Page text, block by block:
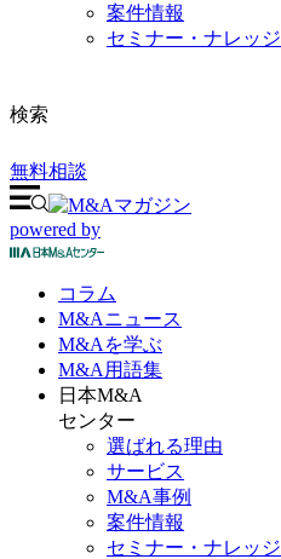
案件情報
セミナー・ナレッジ
検索
無料相談
powered by
コラム
M&Aニュース
M&Aを学ぶ
M&A 用語集
日本M&A
センター
選ばれる理由
サービス
M&A事例
案件情報
セミナー・ナレッジ